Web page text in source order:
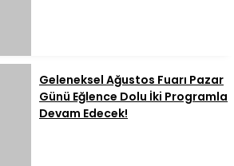
Geleneksel Ağustos Fuarı Pazar
Günü Eğlence Dolu İki Programla
Devam Edecek!